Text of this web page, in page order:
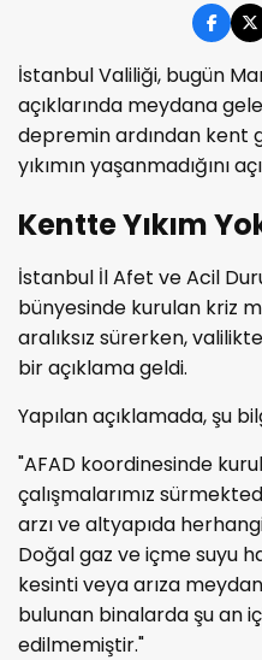
İstanbul Valiliği, bugün
açıklarında meydana
depremin ardından kent
yıkımın yaşanmadığını
Kentte Yıkım
İstanbul İl Afet ve Acil
bünyesinde kurulan kriz
aralıksız sürerken,
bir açıklama geldi.
Yapılan açıklamada, şu
"AFAD koordinesinde
çalışmalarımız
arzı ve altyapıda
Doğal gaz ve içme suyu
kesinti veya arıza
bulunan binalarda şu an
edilmemiştir."